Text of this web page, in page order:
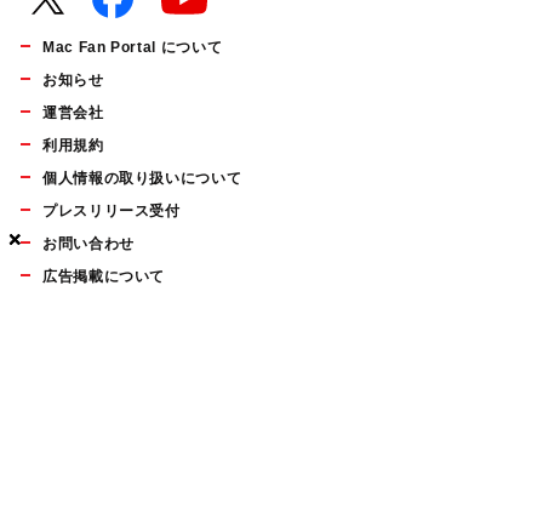
×
×
×
Mac Fan Portal について
お知らせ
運営会社
利用規約
個人情報の取り扱いについて
プレスリリース受付
お問い合わせ
広告掲載について